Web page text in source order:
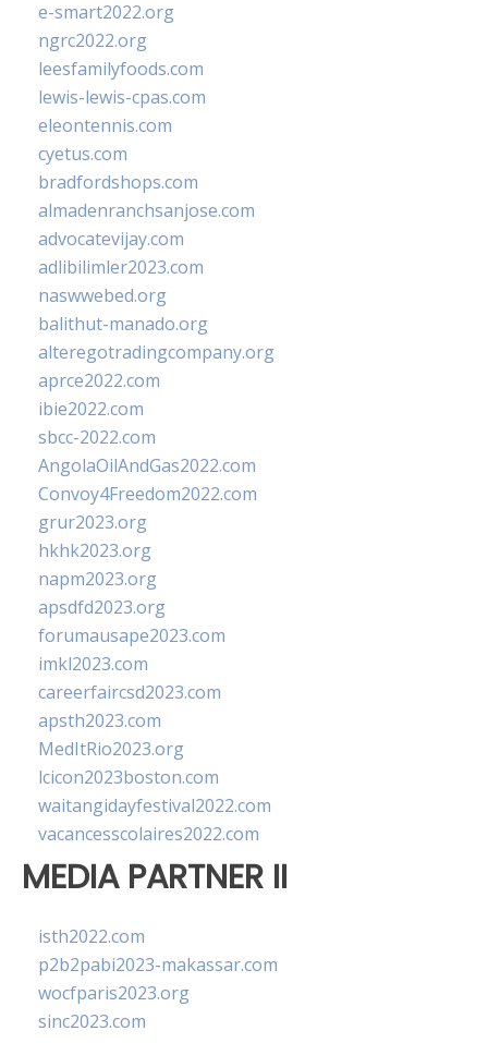
e-smart2022.org
ngrc2022.org
leesfamilyfoods.com
lewis-lewis-cpas.com
eleontennis.com
cyetus.com
bradfordshops.com
almadenranchsanjose.com
advocatevijay.com
adlibilimler2023.com
naswwebed.org
balithut-manado.org
alteregotradingcompany.org
aprce2022.com
ibie2022.com
sbcc-2022.com
AngolaOilAndGas2022.com
Convoy4Freedom2022.com
grur2023.org
hkhk2023.org
napm2023.org
apsdfd2023.org
forumausape2023.com
imkl2023.com
careerfaircsd2023.com
apsth2023.com
MedItRio2023.org
lcicon2023boston.com
waitangidayfestival2022.com
vacancesscolaires2022.com
MEDIA PARTNER II
isth2022.com
p2b2pabi2023-makassar.com
wocfparis2023.org
sinc2023.com